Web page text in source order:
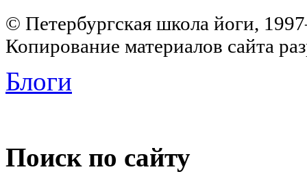
© Петербургская школа йоги,
Копирование материалов сайта
Блоги
Поиск по сайту